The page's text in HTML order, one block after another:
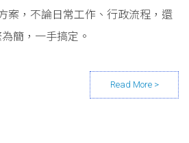
案，不論日常工作、行政流程，還
簡，一手搞定。